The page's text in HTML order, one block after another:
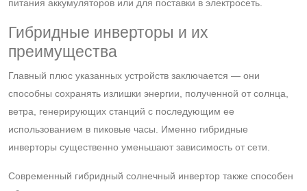
питания аккумуляторов или для поставки в электросеть.
Гибридные инверторы и их
преимущества
Главный плюс указанных устройств заключается — они
способны сохранять излишки энергии, полученной от солнца,
ветра, генерирующих станций с последующим ее
использованием в пиковые часы. Именно гибридные
инверторы существенно уменьшают зависимость от сети.
Современный гибридный солнечный инвертор также способен